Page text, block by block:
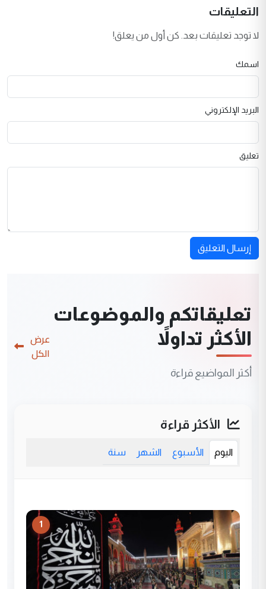
التعليقات
لا توجد تعليقات بعد. كن أول من يعلق!
اسمك
البريد الإلكتروني
تعليق
إرسال التعليق
تعليقاتكم والموضوعات
الأكثر تداولاً
أكثر المواضيع قراءة
عرض
الكل
الأكثر قراءة
اليوم الأسبوع الشهر سنة
1